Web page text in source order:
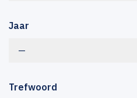
Jaar
—
Trefwoord